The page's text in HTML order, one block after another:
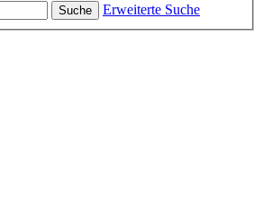
Suche
Erweiterte Suche